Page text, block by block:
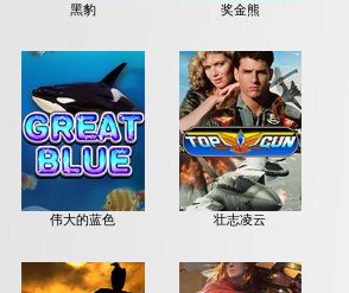
黑豹 奖金熊
伟大的蓝色 壮志凌云